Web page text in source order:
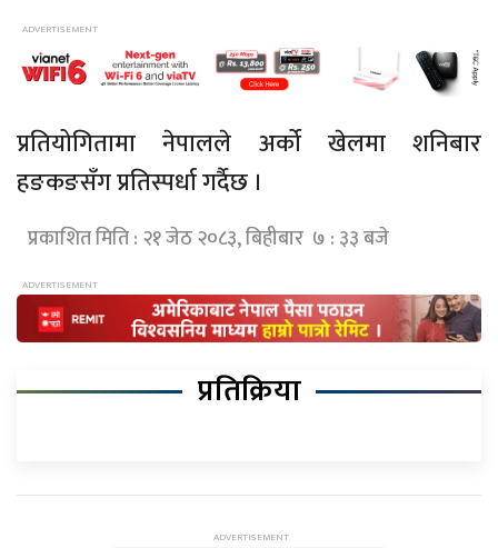
प्रतियोगितामा नेपालले अर्को खेलमा शनिबार
हङकङसँग प्रतिस्पर्धा गर्दैछ ।
प्रकाशित मिति : २१ जेठ २०८३, बिहीबार ७ : ३३ बजे
प्रतिक्रिया